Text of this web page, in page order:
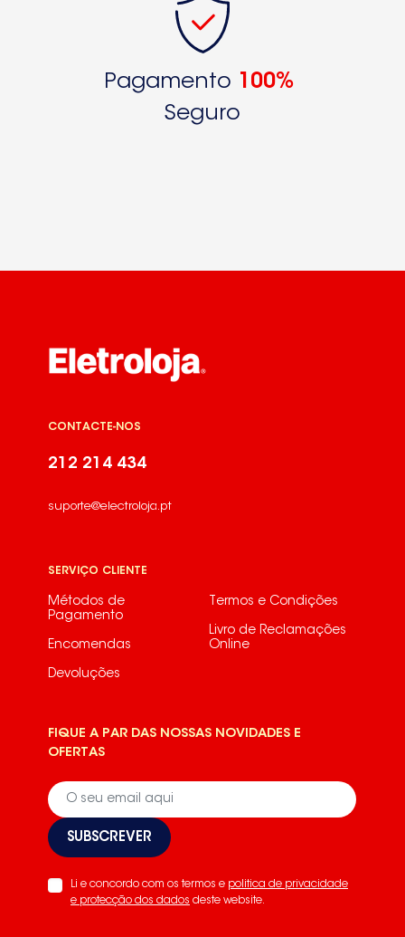
Pagamento
100%
Seguro
CONTACTE-NOS
212 214 434
suporte@electroloja.pt
SERVIÇO CLIENTE
Métodos de
Pagamento
Encomendas
Devoluções
Termos e Condições
Livro de Reclamações
Online
FIQUE A PAR DAS NOSSAS NOVIDADES E
OFERTAS
SUBSCREVER
Li e concordo com os termos e politica de privacidade
e protecção dos dados deste website.